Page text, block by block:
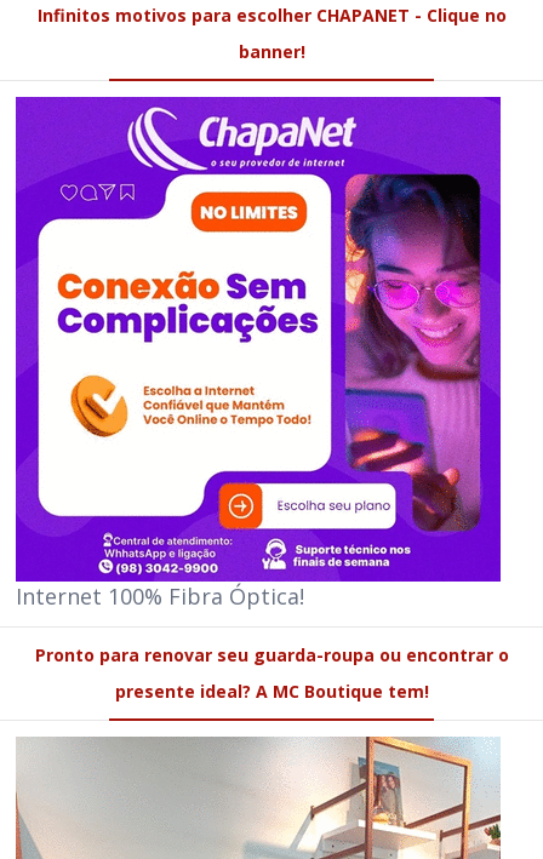
Infinitos motivos para escolher CHAPANET - Clique no
banner!
Internet 100% Fibra Óptica!
Pronto para renovar seu guarda-roupa ou encontrar o
presente ideal? A MC Boutique tem!